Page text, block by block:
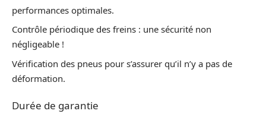
performances optimales.
Contrôle périodique des freins : une sécurité non
négligeable !
Vérification des pneus pour s’assurer qu’il n’y a pas de
déformation.
Durée de garantie